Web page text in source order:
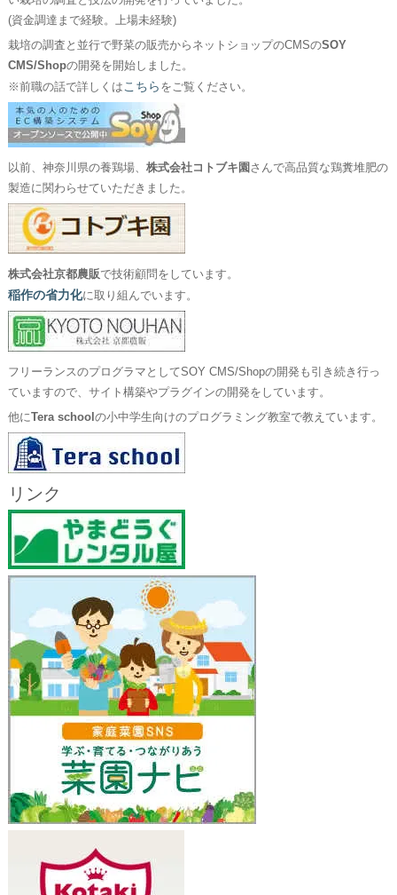
(資金調達まで経験。上場未経験)
栽培の調査と並行で野菜の販売からネットショップのCMSのSOY
CMS/Shopの開発を開始しました。
※前職の話で詳しくは こちら をご覧ください。
以前、神奈川県の養鶏場、 株式会社コトブキ園 さんで高品質な鶏糞堆肥の
製造に関わらせていただきました。
株式会社京都農販で技術顧問をしています。
稲作の省力化に取り組んでいます。
フリーランスのプログラマとしてSOY CMS/Shopの開発も引き続き行っ
ていますので、サイト構築やプラグインの開発をしています。
他にTera school の小中学生向けのプログラミング教室で教えています。
リンク